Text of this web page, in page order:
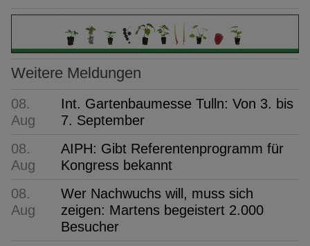
Weitere Meldungen
08.
Aug
Int. Gartenbaumesse Tulln: Von 3. bis
7. September
08.
Aug
AIPH: Gibt Referentenprogramm für
Kongress bekannt
08.
Aug
Wer Nachwuchs will, muss sich
zeigen: Martens begeistert 2.000
Besucher